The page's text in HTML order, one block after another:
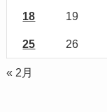
18 19
25 26
« 2月